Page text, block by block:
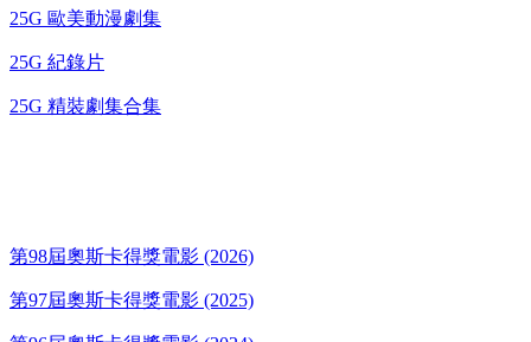
25G 歐美動漫劇集
25G 紀錄片
25G 精裝劇集合集
第98屆奧斯卡得獎電影 (2026)
第97屆奧斯卡得獎電影 (2025)